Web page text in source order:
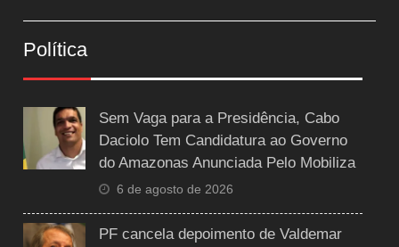
Política
Sem Vaga para a Presidência, Cabo
Daciolo Tem Candidatura ao Governo
do Amazonas Anunciada Pelo Mobiliza
6 de agosto de 2026
PF cancela depoimento de Valdemar